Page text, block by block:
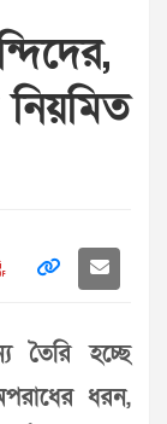
তৈরি হচ্ছে
ধরন,